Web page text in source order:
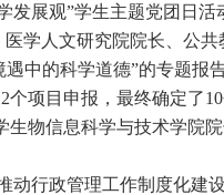
展观”学生主题党团日活
学人文研究院院长、公
中的科学道德”的专题报告
项目申报，最终确定了10
物信息科学与技术学院
动行政管理工作制度化